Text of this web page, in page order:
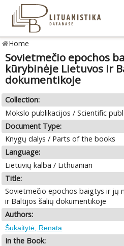
Home
Sovietmečio epochos
kūrybinėje Lietuvos ir
dokumentikoje
Collection:
Mokslo publikacijos / Scientific
Document Type:
Knygų dalys / Parts of the books
Language:
Lietuvių kalba / Lithuanian
Title:
Sovietmečio epochos baigtys ir jų
ir Baltijos šalių dokumentikoje
Authors:
Šukaitytė, Renata
In the Book: